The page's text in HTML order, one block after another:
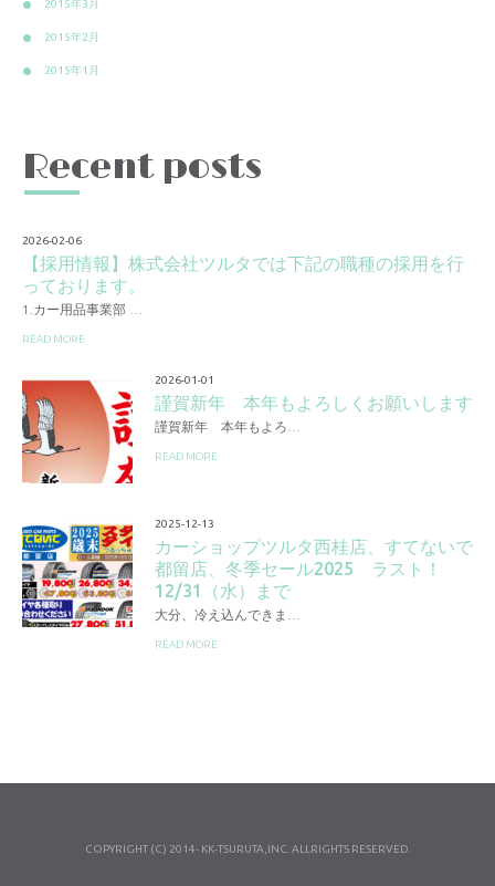
2015年3月
2015年2月
2015年1月
Recent posts
2026-02-06
【採用情報】株式会社ツルタでは下記の職種の採用を行
っております。
1.カー用品事業部 …
READ MORE
2026-01-01
謹賀新年 本年もよろしくお願いします
謹賀新年 本年もよろ…
READ MORE
2025-12-13
カーショップツルタ西桂店、すてないで
都留店、冬季セール2025 ラスト！
12/31（水）まで
大分、冷え込んできま…
READ MORE
COPYRIGHT (C) 2014- KK-TSURUTA,INC. ALLRIGHTS RESERVED.